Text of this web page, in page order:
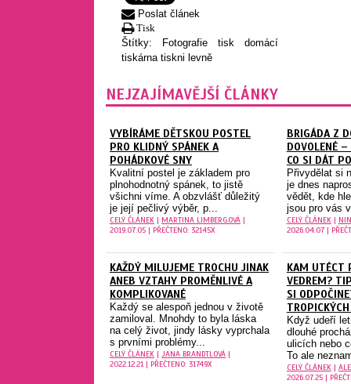
Poslat článek
Tisk
Štítky: Fotografie tisk domácí
tiskárna tiskni levně
NEJZAJÍMAVĚJŠÍ ČLÁNKY
VYBÍRÁME DĚTSKOU POSTEL
PRO KLIDNÝ SPÁNEK A
POHÁDKOVÉ SNY
Kvalitní postel je základem pro
plnohodnotný spánek, to jistě
všichni víme. A obzvlášť důležitý
je její pečlivý výběr, p...
CELÝ ČLÁNEK | MARTINA LIMBERGOVÁ |
2019.07.05 | PŘEČTENO: 32145X
BRIGÁDA Z
DOVOLENÉ
CO SI DÁT
Přivydělat si
je dnes
vědět, kde
jsou pro vás
CELÝ ČLÁNEK|
2026.04.07 |
KAŽDÝ MILUJEME TROCHU JINAK
ANEB VZTAHY PROMĚNLIVÉ A
KOMPLIKOVANÉ
Každý se alespoň jednou v životě
zamiloval. Mnohdy to byla láska
na celý život, jindy lásky vyprchala
s prvními problémy...
CELÝ ČLÁNEK | JANA BRANDTLOVÁ |
2022.12.21 | PŘEČTENO: 31749X
KAM UTÉCT
VEDREM?
SI
Když udeří
dlouhé
ulicích nebo
To ale
CELÝ ČLÁNEK|
2026.07.25 |